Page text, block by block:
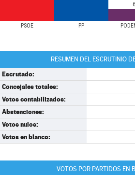
PSOE PP
RESUMEN DEL ESCRUTINIO
Escrutado:
Concejales totales:
Votos contabilizados:
Abstenciones:
Votos nulos:
Votos en blanco:
VOTOS POR PARTIDOS EN